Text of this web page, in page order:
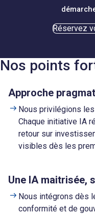
Réservez
Nos points
Approche
Nous privilégions
Chaque initiative IA
retour sur
visibles dès les
Une IA maitrisée,
Nous intégrons dès
conformité et de